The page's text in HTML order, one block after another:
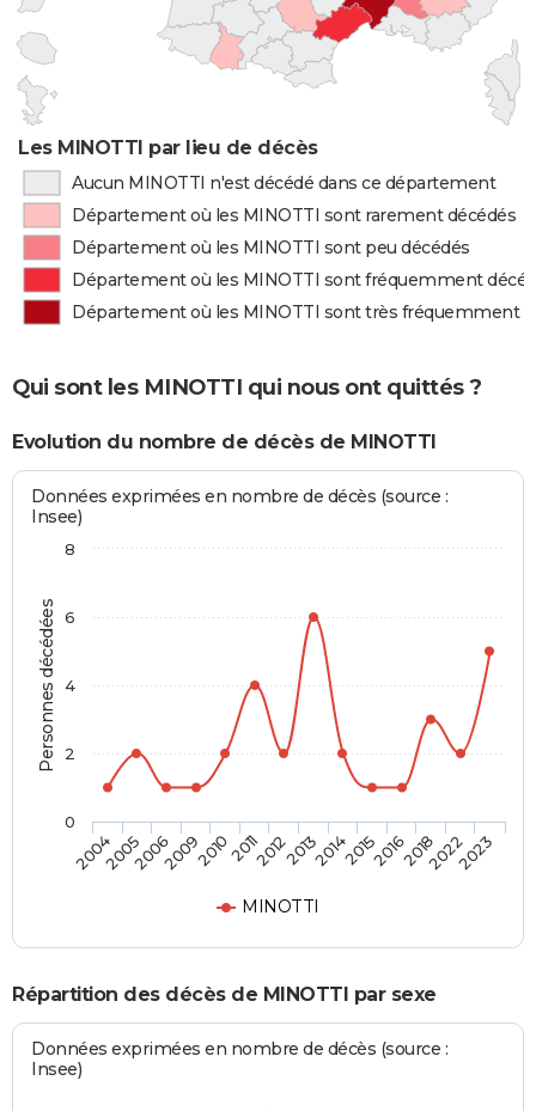
Les MINOTTI par lieu de décès
Aucun MINOTTI n'est décédé dans ce département
Département où les MINOTTI sont rarement décédés
Département où les MINOTTI sont peu décédés
Département où les MINOTTI sont fréquemment
Département où les MINOTTI sont très fréquemment
Qui sont les MINOTTI qui nous ont quittés ?
Evolution du nombre de décès de MINOTTI
Personnes décédées
Données exprimées en nombre de décès (source :
Insee)
MINOTTI
20042005200620092010201120122013201420152016201820222023
0
2
4
6
8
Répartition des décès de MINOTTI par sexe
Données exprimées en nombre de décès (source :
Insee)